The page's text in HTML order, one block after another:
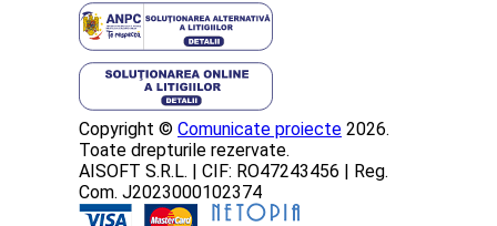
Copyright © Comunicate proiecte 2026.
Toate drepturile rezervate.
AISOFT S.R.L. | CIF: RO47243456 | Reg.
Com. J2023000102374